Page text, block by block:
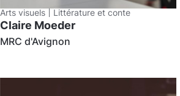
Arts visuels Littérature et conte
Claire Moeder
MRC d'Avignon